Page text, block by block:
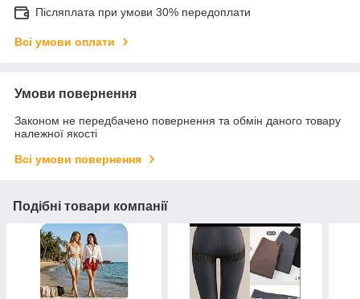
Післяплата при умови 30% передоплати
Всі умови оплати
Умови повернення
Законом не передбачено повернення та обмін даного товару
належної якості
Всі умови повернення
Подібні товари компанії